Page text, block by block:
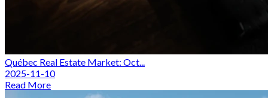
Québec Real Estate Market: Oct...
2025-11-10
Read More